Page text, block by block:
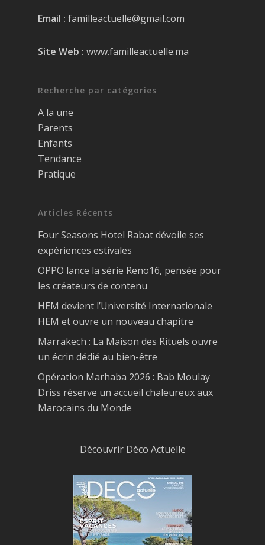
Email : familleactuelle@gmail.com
Site Web : www.familleactuelle.ma
Recherche par catégories
A la une
Parents
Enfants
Tendance
Pratique
Articles Récents
Four Seasons Hotel Rabat dévoile ses
expériences estivales
OPPO lance la série Reno16, pensée pour
les créateurs de contenu
HEM devient l’Université Internationale
HEM et ouvre un nouveau chapitre
Marrakech : La Maison des Rituels ouvre
un écrin dédié au bien-être
Opération Marhaba 2026 : Bab Moulay
Driss réserve un accueil chaleureux aux
Marocains du Monde
Découvrir Déco Actuelle